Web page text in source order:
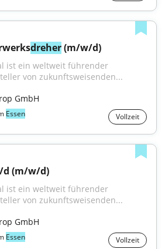
dreher (m/w/d)
ist ein weltweit führender
von zukunftsweisenden...
GmbH
Essen Vollzeit
(m/w/d)
ist ein weltweit führender
von zukunftsweisenden...
GmbH
Essen Vollzeit